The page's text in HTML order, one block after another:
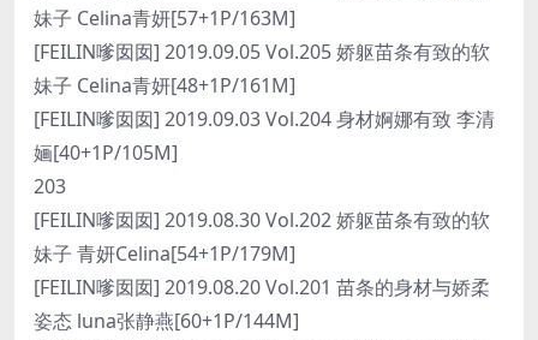
妹子 Celina青妍[57+1P/163M]
[FEILIN嗲囡囡] 2019.09.05 Vol.205 娇躯苗条有致的软
妹子 Celina青妍[48+1P/161M]
[FEILIN嗲囡囡] 2019.09.03 Vol.204 身材婀娜有致 李清
婳[40+1P/105M]
203
[FEILIN嗲囡囡] 2019.08.30 Vol.202 娇躯苗条有致的软
妹子 青妍Celina[54+1P/179M]
[FEILIN嗲囡囡] 2019.08.20 Vol.201 苗条的身材与娇柔
姿态 luna张静燕[60+1P/144M]